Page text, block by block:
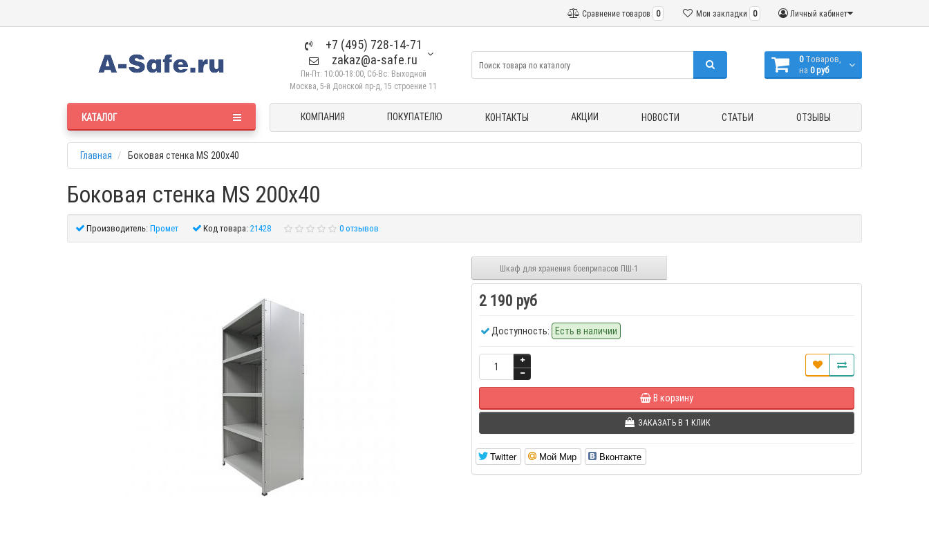
Личный кабинет
Мои закладки 0
Сравнение товаров 0
+7 (495) 728-14-71
zakaz@a-safe.ru
Пн-Пт: 10:00-18:00, Сб-Вс: Выходной
Москва, 5-й Донской пр-д, 15 строение 11
0 Tоваров,
на 0 руб
КАТАЛОГ КОМПАНИЯ ПОКУПАТЕЛЮ КОНТАКТЫ АКЦИИ НОВОСТИ СТАТЬИ ОТЗЫВЫ
Главная Боковая стенка MS 200x40
Боковая стенка MS 200x40
Производитель:Промет Код товара:21428 0 отзывов
Шкаф для хранения боеприпасов ПШ-1
2 190 руб
Доступность: Есть в наличии
В корзину
ЗАКАЗАТЬ В 1 КЛИК
Twitter Мой Мир Вконтакте